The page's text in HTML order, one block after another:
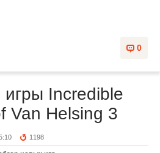
0
Incredible
Van Helsing 3
1198